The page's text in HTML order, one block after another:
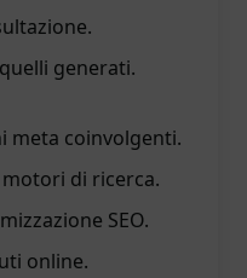
generati.
meta coinvolgenti.
di ricerca.
SEO.
online.